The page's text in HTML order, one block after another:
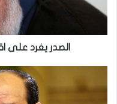
الصدر يغرد على